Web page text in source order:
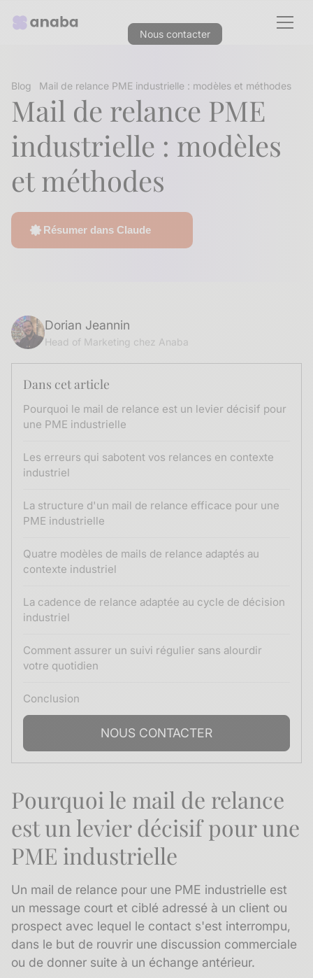
Nous contacter
Blog Mail de relance PME industrielle : modèles et méthodes
Mail de relance PME
industrielle : modèles
et méthodes
Résumer dans Claude
Dorian Jeannin
Head of Marketing chez Anaba
Dans cet article
Pourquoi le mail de relance est un levier décisif pour
une PME industrielle
Les erreurs qui sabotent vos relances en contexte
industriel
La structure d'un mail de relance efficace pour une
PME industrielle
Quatre modèles de mails de relance adaptés au
contexte industriel
La cadence de relance adaptée au cycle de décision
industriel
Comment assurer un suivi régulier sans alourdir
votre quotidien
Conclusion
NOUS CONTACTER
Pourquoi le mail de relance
est un levier décisif pour une
PME industrielle
Un mail de relance pour une PME industrielle est
un message court et ciblé adressé à un client ou
prospect avec lequel le contact s'est interrompu,
dans le but de rouvrir une discussion commerciale
ou de donner suite à un échange antérieur.